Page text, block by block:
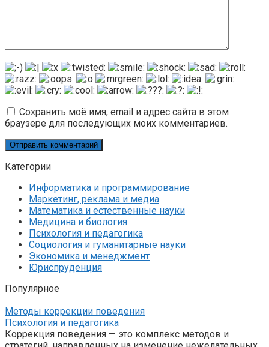
Сохранить моё имя, email и адрес сайта в этом
браузере для последующих моих комментариев.
Категории
Информатика и программирование
Маркетинг, реклама и медиа
Математика и естественные науки
Медицина и биология
Психология и педагогика
Социология и гуманитарные науки
Экономика и менеджмент
Юриспруденция
Популярное
Методы коррекции поведения
Психология и педагогика
Коррекция поведения — это комплекс методов и